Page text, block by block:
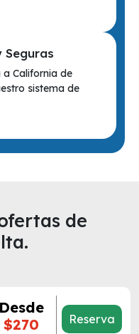
Seguras
a California de
sistema de
de
Desde
$270
Reserva